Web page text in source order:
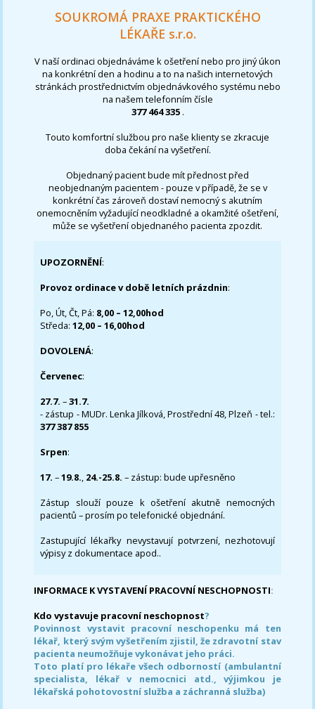
SOUKROMÁ PRAXE PRAKTICKÉHO
LÉKAŘE s.r.o.
V naší ordinaci objednáváme k ošetření nebo pro jiný úkon
na konkrétní den a hodinu a to na našich internetových
stránkách prostřednictvím objednávkového systému nebo
na našem telefonním čísle
377 464 335 .
Touto komfortní službou pro naše klienty se zkracuje
doba čekání na vyšetření.
Objednaný pacient bude mít přednost před
neobjednaným pacientem - pouze v případě, že se v
konkrétní čas zároveň dostaví nemocný s akutním
onemocněním vyžadující neodkladné a okamžité ošetření,
může se vyšetření objednaného pacienta zpozdit.
UPOZORNĚNÍ:
Provoz ordinace v době letních prázdnin:
Po, Út, Čt, Pá: 8,00 – 12,00hod
Středa:12,00 – 16,00hod
DOVOLENÁ:
Červenec:
27.7.–31.7.
- zástup - MUDr. Lenka Jílková, Prostřední 48, Plzeň - tel.:
377 387 855
Srpen:
17. –19.8., 24.-25.8. – zástup: bude upřesněno
Zástup slouží pouze k ošetření akutně nemocných
pacientů – prosím po telefonické objednání.
Zastupující lékařky nevystavují potvrzení, nezhotovují
výpisy z dokumentace apod..
INFORMACE K VYSTAVENÍ PRACOVNÍ NESCHOPNOSTI:
Kdo vystavuje pracovní neschopnost?
Povinnost vystavit pracovní neschopenku má ten
lékař, který svým vyšetřením zjistil, že zdravotní stav
pacienta neumožňuje vykonávat jeho práci.
Toto platí pro lékaře všech odborností (ambulantní
specialista, lékař v nemocnici atd., výjimkou je
lékařská pohotovostní služba a záchranná služba)